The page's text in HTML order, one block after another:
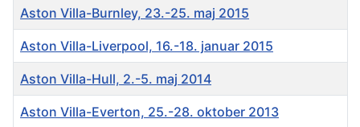
Aston Villa-Burnley, 23.-25. maj 2015
Aston Villa-Liverpool, 16.-18. januar 2015
Aston Villa-Hull, 2.-5. maj 2014
Aston Villa-Everton, 25.-28. oktober 2013